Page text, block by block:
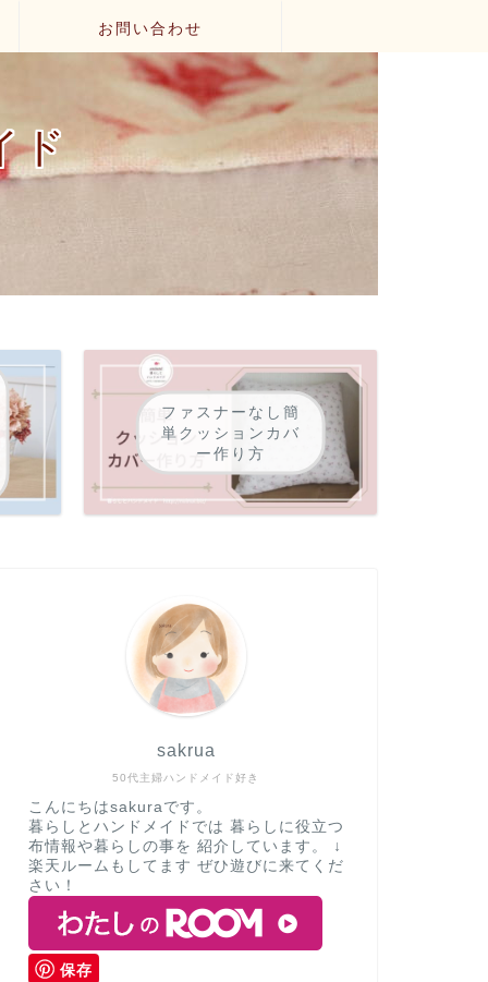
お問い合わせ
ド
ファスナーなし簡
単クッションカバ
ー作り方
50代主婦ハンドメイド好き
sakrua
こんにちはsakuraです。
暮らしとハンドメイドでは 暮らしに役立つ
布情報や暮らしの事を 紹介しています。 ↓
楽天ルームもしてます ぜひ遊びに来てくだ
さい！
保存